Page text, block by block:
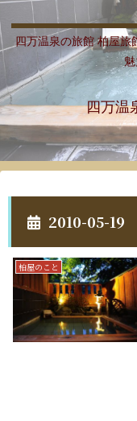
四万温泉の旅館 柏屋旅
四万温
2010-05-19
柏屋のこと